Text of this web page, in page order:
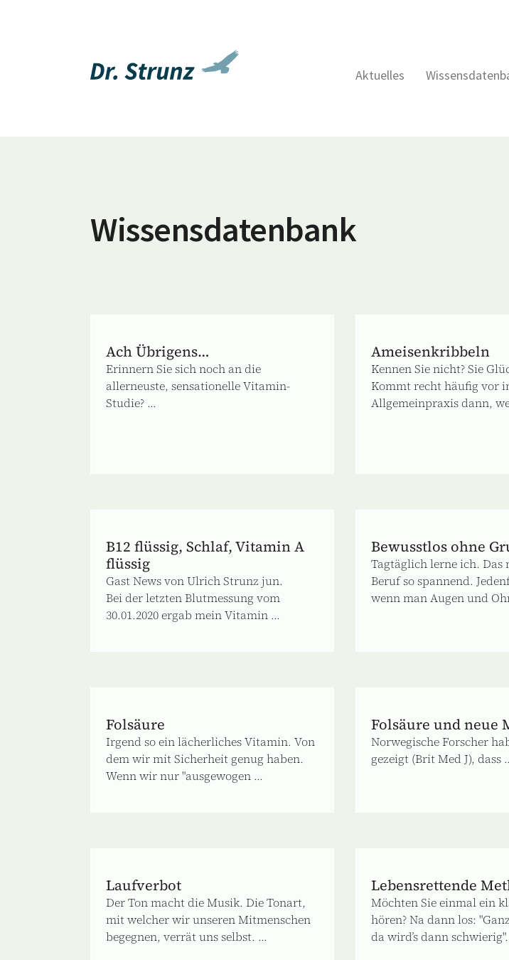
Aktuelles
Wissensdatenbank
Ach Übrigens…
Erinnern Sie sich noch an die
allerneuste, sensationelle Vitamin-
Studie? ...
Ameisenkribbeln
Kennen Sie nicht? Sie
Kommt recht häufig vor
Allgemeinpraxis dann,
B12 flüssig, Schlaf, Vitamin A
flüssig
Gast News von Ulrich Strunz jun.
Bei der letzten Blutmessung vom
30.01.2020 ergab mein Vitamin ...
Bewusstlos ohne
Tagtäglich lerne ich. Das
Beruf so spannend.
wenn man Augen und
Folsäure
Irgend so ein lächerliches Vitamin. Von
dem wir mit Sicherheit genug haben.
Wenn wir nur "ausgewogen ...
Folsäure und neue
Norwegische Forscher
gezeigt (Brit Med J), dass
Laufverbot
Der Ton macht die Musik. Die Tonart,
mit welcher wir unseren Mitmenschen
begegnen, verrät uns selbst. ...
Lebensrettende
Möchten Sie einmal ein
hören? Na dann los:
da wird’s dann